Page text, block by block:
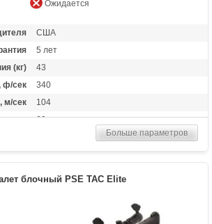
Ожидается
США
5 лет
(кг)
43
ф/сек
340
м/сек
104
м
60
12,6 дюймов (32 см)
(см)
44.5
Оптический прицел TenPoint 3x32 Pro-
View 2 (с подсветкой сетки),Натяжитель
Больше параметров
блочный PSE TAC Elite